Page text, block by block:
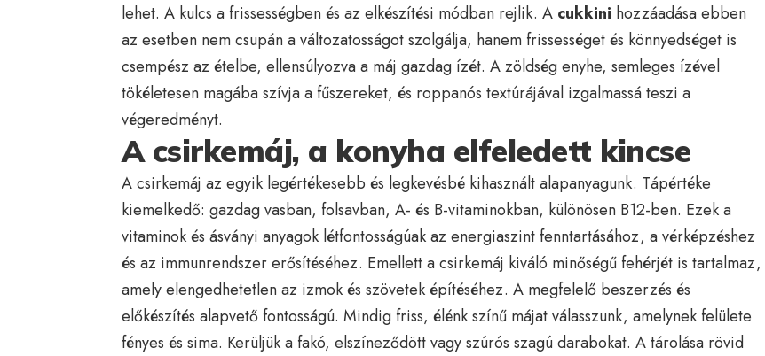
lehet. A kulcs a frissességben és az elkészítési módban rejlik. A cukkini hozzáadása ebben
az esetben nem csupán a változatosságot szolgálja, hanem frissességet és könnyedséget is
csempész az ételbe, ellensúlyozva a máj gazdag ízét. A zöldség enyhe, semleges ízével
tökéletesen magába szívja a fűszereket, és roppanós textúrájával izgalmassá teszi a
végeredményt.
A csirkemáj, a konyha elfeledett kincse
A csirkemáj az egyik legértékesebb és legkevésbé kihasznált alapanyagunk. Tápértéke
kiemelkedő: gazdag vasban, folsavban, A- és B-vitaminokban, különösen B12-ben. Ezek a
vitaminok és ásványi anyagok létfontosságúak az energiaszint fenntartásához, a vérképzéshez
és az immunrendszer erősítéséhez. Emellett a csirkemáj kiváló minőségű fehérjét is tartalmaz,
amely elengedhetetlen az izmok és szövetek építéséhez. A megfelelő beszerzés és
előkészítés alapvető fontosságú. Mindig friss, élénk színű májat válasszunk, amelynek felülete
fényes és sima. Kerüljük a fakó, elszíneződött vagy szúrós szagú darabokat. A tárolása rövid